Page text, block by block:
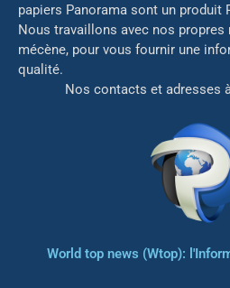
papiers Panorama sont un produit
Nous travaillons avec nos
mécène, pour vous fournir une
qualité.
Nos contacts et adresses
World top news (Wtop):